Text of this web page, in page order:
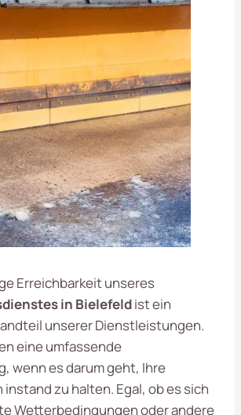
Erreichbarkeit unseres
in Bielefeldist ein
unserer Dienstleistungen.
eine umfassende
wenn es darum geht, Ihre
zu halten. Egal, ob es sich
Wetterbedingungen oder andere